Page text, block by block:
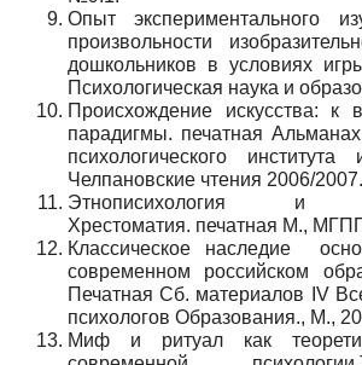
Опыт экспериментального
произвольности
дошкольников в условиях
Психологическая наука и
Происхождение искусства: к
парадигмы. печатная
психологического
Челпановские чтения 2006/
Этнописихология и
Хрестоматия. печатная М.,
Классическое наследие
современном российском
Печатная Сб. материалов IV
психологов Образования., М.,
Миф и ритуал как